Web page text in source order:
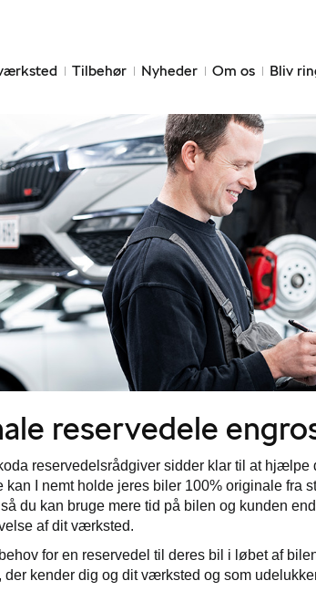
Tilbehør Nyheder Om os Bliv
reservedele
reservedelsrådgiver sidder klar til at
kan I nemt holde jeres biler 100% originale fra
du kan bruge mere tid på bilen og kunden
af dit værksted.
for en reservedel til deres bil i løbet af
der kender dig og dit værksted og som